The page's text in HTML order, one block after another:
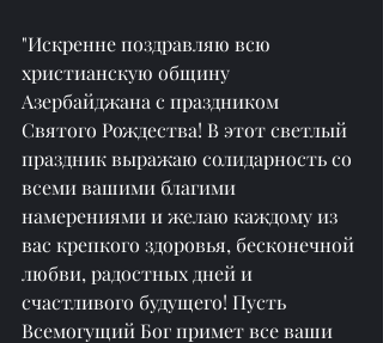
"Искренне поздравляю всю
христианскую общину
Азербайджана с праздником
Святого Рождества! В этот светлый
праздник выражаю солидарность со
всеми вашими благими
намерениями и желаю каждому из
вас крепкого здоровья, бесконечной
любви, радостных дней и
счастливого будущего! Пусть
Всемогущий Бог примет все ваши